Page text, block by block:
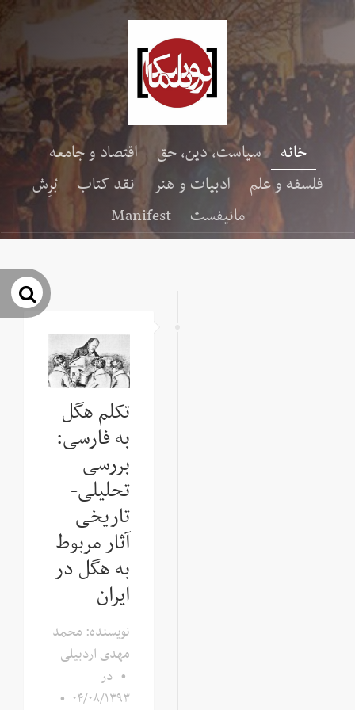
خانه سیاست، دین، حق
اقتصاد و جامعه
فلسفه و علم
ادبیات و هنر نقد کتاب
بُرِش
مانیفست
Manifest
تکلم هگل
به فارسی:
بررسی
تحلیلی-
تاریخی
آثار مربوط
به هگل در
ایران
نویسنده: محمد
مهدی اردبیلی
• در
۰۴/۰۸/۱۳۹۳ •